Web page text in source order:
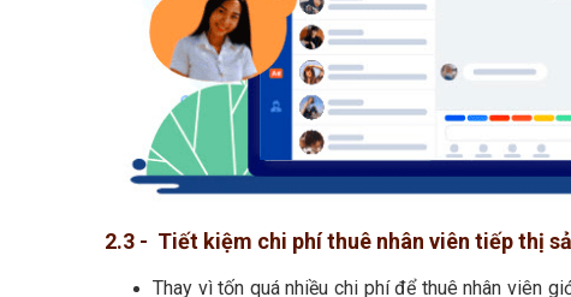
2.3 - Tiết kiệm chi phí thuê nhân viên tiếp thị
Thay vì tốn quá nhiều chi phí để thuê nhân viên